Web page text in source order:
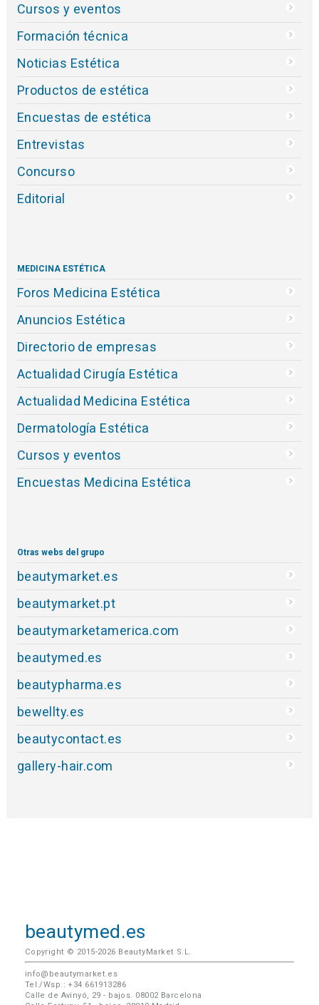
Cursos y eventos
Formación técnica
Noticias Estética
Productos de estética
Encuestas de estética
Entrevistas
Concurso
Editorial
MEDICINA ESTÉTICA
Foros Medicina Estética
Anuncios Estética
Directorio de empresas
Actualidad Cirugía Estética
Actualidad Medicina Estética
Dermatología Estética
Cursos y eventos
Encuestas Medicina Estética
Otras webs del grupo
beautymarket.es
beautymarket.pt
beautymarketamerica.com
beautymed.es
beautypharma.es
bewellty.es
beautycontact.es
gallery-hair.com
beautymed.es
Copyright © 2015-2026 BeautyMarket S.L.
info@beautymarket.es
Tel./Wsp.: +34 661913286
Calle de Avinyó, 29 - bajos. 08002 Barcelona